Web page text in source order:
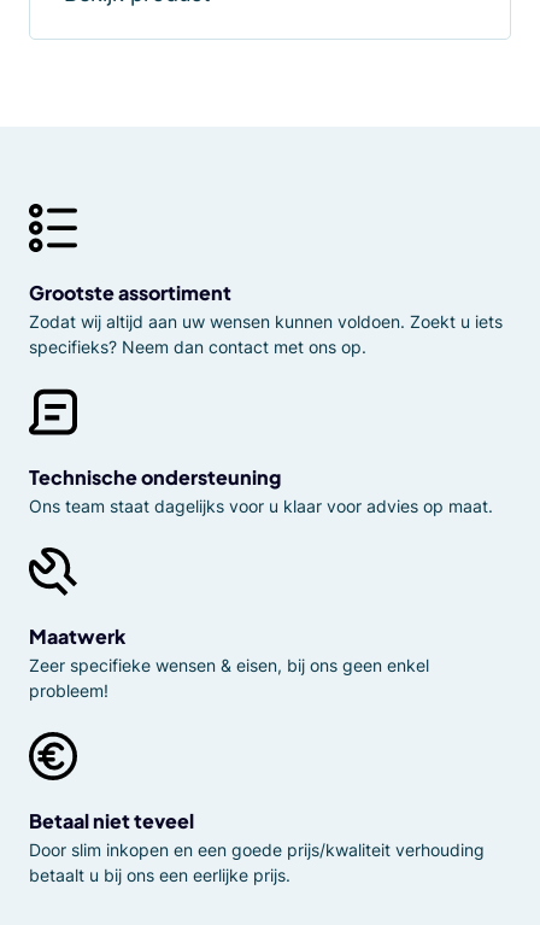
Grootste assortiment
Zodat wij altijd aan uw wensen kunnen voldoen. Zoekt u iets
specifieks? Neem dan contact met ons op.
Technische ondersteuning
Ons team staat dagelijks voor u klaar voor advies op maat.
Maatwerk
Zeer specifieke wensen & eisen, bij ons geen enkel
probleem!
Betaal niet teveel
Door slim inkopen en een goede prijs/kwaliteit verhouding
betaalt u bij ons een eerlijke prijs.